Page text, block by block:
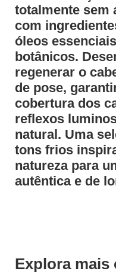
totalmente sem
com
óleos
botânicos.
regenerar o
de pose,
cobertura dos
reflexos
natural. Uma
tons frios
natureza para
autêntica e de
Explora mais